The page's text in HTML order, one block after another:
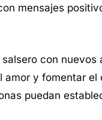
mensajes
con nuevos
amor y fomentar el
puedan